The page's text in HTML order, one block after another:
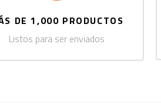
DE 1,000 PRODUCTOS
Listos para ser enviados